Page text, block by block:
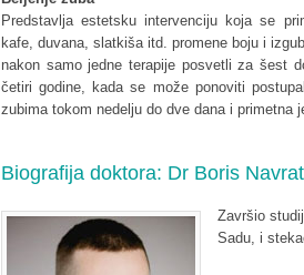
Predstavlja estetsku intervenciju koja se
kafe, duvana, slatkiša itd. promene boju i
nakon samo jedne terapije posvetli za šest
četiri godine, kada se može ponoviti
zubima tokom nedelju do dve dana i primetna
Biografija doktora: Dr Boris
Završio
Sadu, i